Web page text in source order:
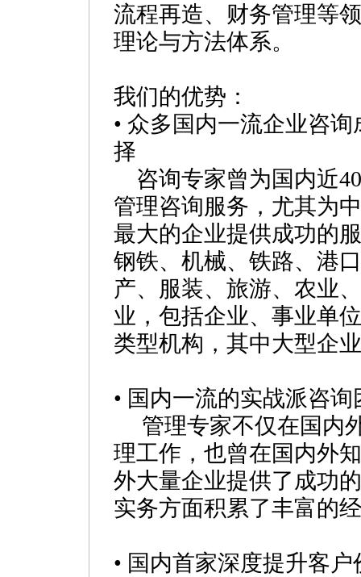
流程再造、财务管理等
理论与方法体系。
我们的优势：
• 众多国内一流企业咨
择
咨询专家曾为国内近
管理咨询服务，尤其为
最大的企业提供成功的
钢铁、机械、铁路、港
产、服装、旅游、农业
业，包括企业、事业单
类型机构，其中大型企
• 国内一流的实战派咨
管理专家不仅在国内
理工作，也曾在国内外
外大量企业提供了成功
实务方面积累了丰富的
• 国内首家深度提升客